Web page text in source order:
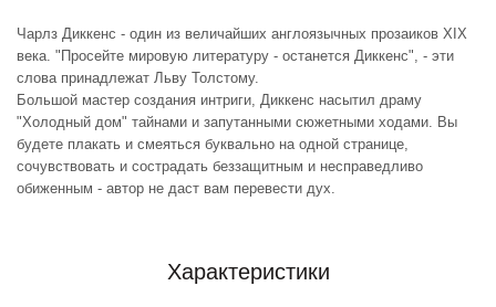
Чарлз Диккенс - один из величайших англоязычных прозаиков XIX
века. "Просейте мировую литературу - останется Диккенс", - эти
слова принадлежат Льву Толстому.
Большой мастер создания интриги, Диккенс насытил драму
"Холодный дом" тайнами и запутанными сюжетными ходами. Вы
будете плакать и смеяться буквально на одной странице,
сочувствовать и сострадать беззащитным и несправедливо
обиженным - автор не даст вам перевести дух.
Характеристики